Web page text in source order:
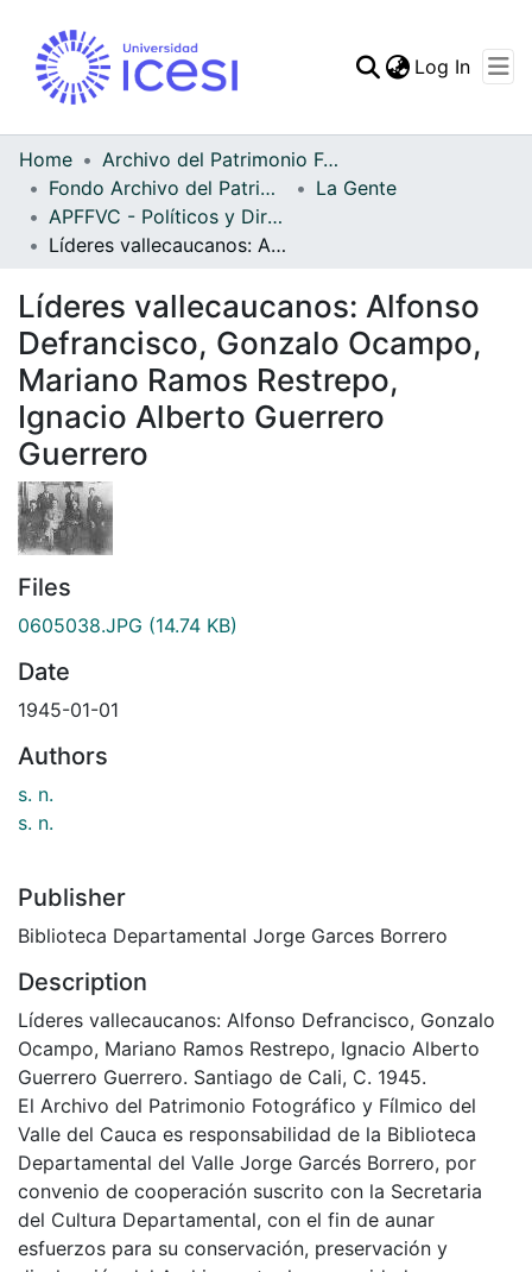
Statistics
Log In
Home
Archivo del Patrimonio Fotográfico y Fílmico del Valle del Cauca
Fondo Archivo del Patrimonio Fotográfico y Fílmico del Valle del Cauca
La Gente
APFFVC - Políticos y Dirigentes - Patrimonial
Líderes vallecaucanos: Alfonso Defrancisco, Gonzalo Ocampo, Mariano Ramos Restrepo, Ignacio Alberto Guerrero Guerrero
Líderes vallecaucanos: Alfonso
Defrancisco, Gonzalo Ocampo,
Mariano Ramos Restrepo,
Ignacio Alberto Guerrero
Guerrero
Files
0605038.JPG (14.74 KB)
Date
1945-01-01
Authors
s. n.
s. n.
Publisher
Biblioteca Departamental Jorge Garces Borrero
Description
Líderes vallecaucanos: Alfonso Defrancisco, Gonzalo
Ocampo, Mariano Ramos Restrepo, Ignacio Alberto
Guerrero Guerrero. Santiago de Cali, C. 1945.
El Archivo del Patrimonio Fotográfico y Fílmico del
Valle del Cauca es responsabilidad de la Biblioteca
Departamental del Valle Jorge Garcés Borrero, por
convenio de cooperación suscrito con la Secretaria
del Cultura Departamental, con el fin de aunar
esfuerzos para su conservación, preservación y